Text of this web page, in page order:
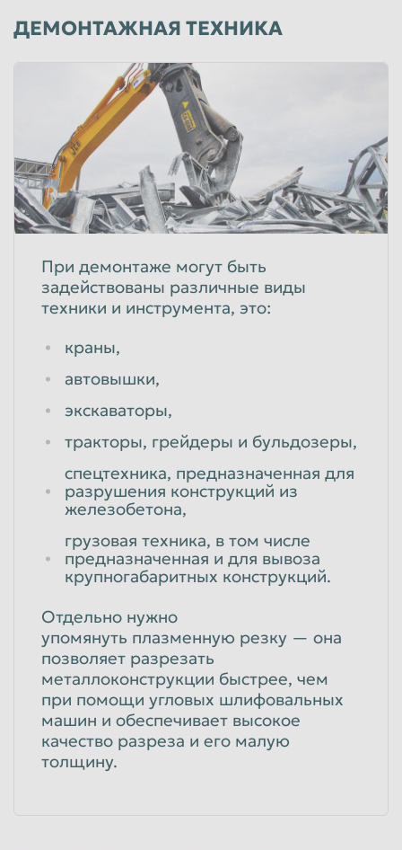
ДЕМОНТАЖНАЯ ТЕХНИКА
При демонтаже могут быть
задействованы различные виды
техники и инструмента, это:
краны,
автовышки,
экскаваторы,
тракторы, грейдеры и бульдозеры,
спецтехника, предназначенная для
разрушения конструкций из
железобетона,
грузовая техника, в том числе
предназначенная и для вывоза
крупногабаритных конструкций.
Отдельно нужно
упомянуть плазменную резку — она
позволяет разрезать
металлоконструкции быстрее, чем
при помощи угловых шлифовальных
машин и обеспечивает высокое
качество разреза и его малую
толщину.